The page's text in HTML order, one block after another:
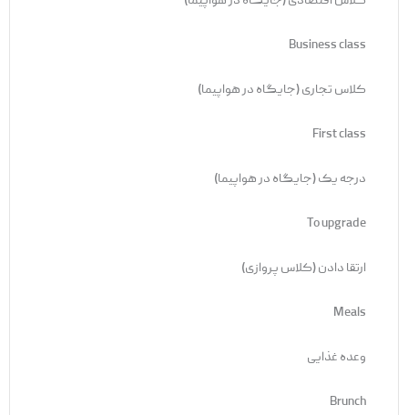
Business class
کلاس تجاری (جایگاه در هواپیما)
First class
درجه یک (جایگاه در هواپیما)
To upgrade
ارتقا دادن (کلاس پروازی)
Meals
وعده غذایی
Brunch